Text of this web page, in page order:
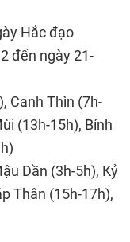
Hắc đạo
đến ngày 21-
Canh Thìn (7h-
(13h-15h), Bính
Dần (3h-5h), Kỷ
Thân (15h-17h),